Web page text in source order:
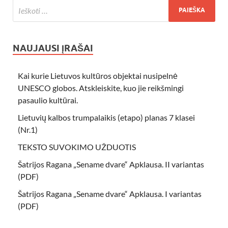
NAUJAUSI ĮRAŠAI
Kai kurie Lietuvos kultūros objektai nusipelnė
UNESCO globos. Atskleiskite, kuo jie reikšmingi
pasaulio kultūrai.
Lietuvių kalbos trumpalaikis (etapo) planas 7 klasei
(Nr.1)
TEKSTO SUVOKIMO UŽDUOTIS
Šatrijos Ragana „Sename dvare“ Apklausa. II variantas
(PDF)
Šatrijos Ragana „Sename dvare“ Apklausa. I variantas
(PDF)